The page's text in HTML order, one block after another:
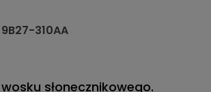
9B27-310AA
słonecznikowego.